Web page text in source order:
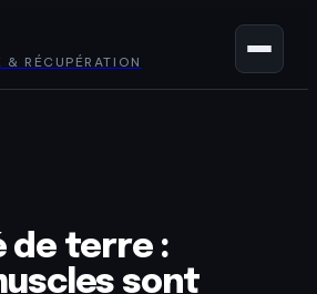
& RÉCUPÉRATION
de terre :
sont